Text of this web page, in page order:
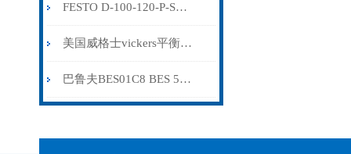
FESTO D-100-120-P-S1-SA 526363
美国威格士vickers平衡阀的原理
巴鲁夫BES01C8 BES 516-325-S4-C